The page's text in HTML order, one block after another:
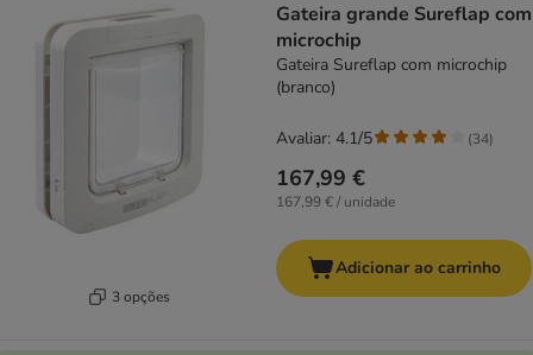
3 opções
Gateira grande Sureflap com
microchip
Gateira Sureflap com microchip
(branco)
167,99 €
167,99 € / unidade
Avaliar: 4.1/5 (34)
Adicionar ao carrinho